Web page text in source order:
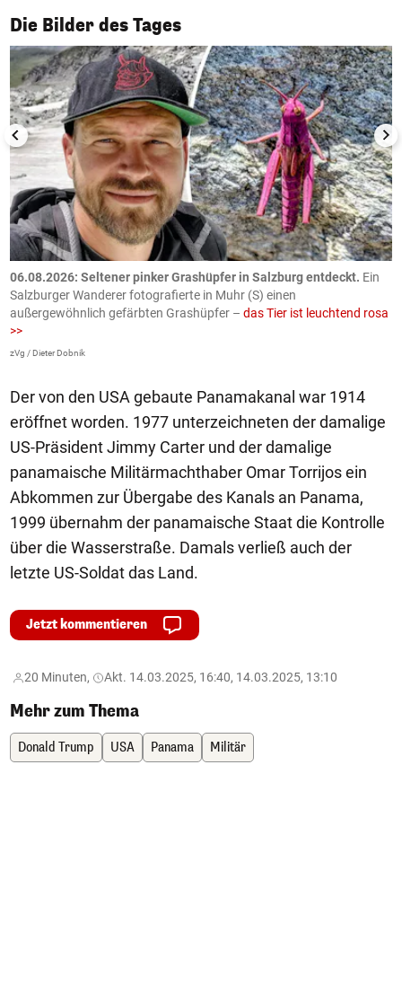
Die Bilder des Tages
1/50
06.08.2026: Seltener pinker Grashüpfer in Salzburg entdeckt. Ein
Salzburger Wanderer fotografierte in Muhr (S) einen
außergewöhnlich gefärbten Grashüpfer – das Tier ist leuchtend rosa
>>
zVg / Dieter Dobnik
Der von den USA gebaute Panamakanal war 1914
eröffnet worden. 1977 unterzeichneten der damalige
US-Präsident Jimmy Carter und der damalige
panamaische Militärmachthaber Omar Torrijos ein
Abkommen zur Übergabe des Kanals an Panama,
1999 übernahm der panamaische Staat die Kontrolle
über die Wasserstraße. Damals verließ auch der
letzte US-Soldat das Land.
Jetzt kommentieren
20 Minuten, Akt. 14.03.2025, 16:40, 14.03.2025, 13:10
Mehr zum Thema
Donald Trump USA Panama Militär